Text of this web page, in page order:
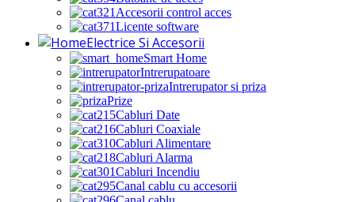
Accesorii control acces
Licente software
Electrice Si Accesorii
Smart Home
Intrerupatoare
Intrerupator si priza
Prize
Cabluri Date
Cabluri Coaxiale
Cabluri Alimentare
Cabluri Alarma
Cabluri Incendiu
Canal cablu cu accesorii